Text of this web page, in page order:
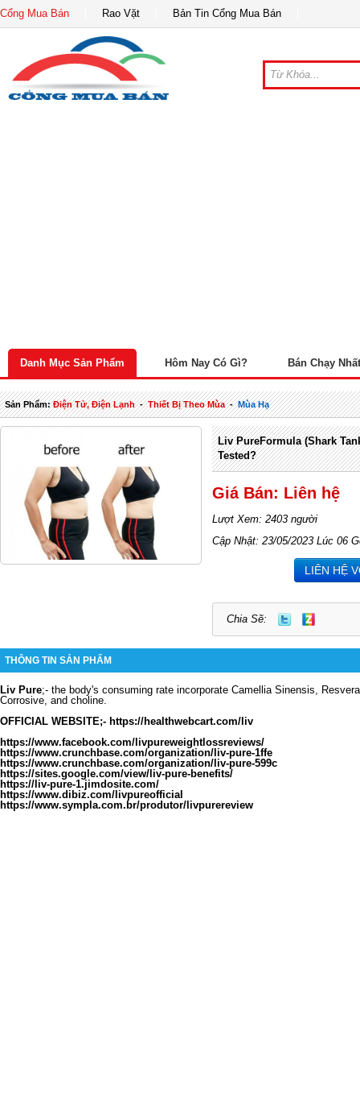
Cổng Mua Bán Rao Vặt Bản Tin Cổng Mua Bán
Danh Mục Sản Phẩm Hôm Nay Có Gì? Bán Chạy Nhất
Sản Phẩm:Điện Tử, Điện Lạnh-Thiết Bị Theo Mùa-Mùa Hạ
Liv PureFormula (Shark
Tested?
Giá Bán: Liên hệ
Lượt Xem: 2403 người
Cập Nhật: 23/05/2023 Lúc 06
LIÊN HỆ
Chia Sẽ:
THÔNG TIN SẢN PHẨM
Liv Pure;- the body's consuming rate incorporate Camellia Sinensis,
Corrosive, and choline.
OFFICIAL WEBSITE;- https://healthwebcart.com/liv
https://www.facebook.com/livpureweightlossreviews/
https://www.crunchbase.com/organization/liv-pure-1ffe
https://www.crunchbase.com/organization/liv-pure-599c
https://sites.google.com/view/liv-pure-benefits/
https://liv-pure-1.jimdosite.com/
https://www.dibiz.com/livpureofficial
https://www.sympla.com.br/produtor/livpurereview